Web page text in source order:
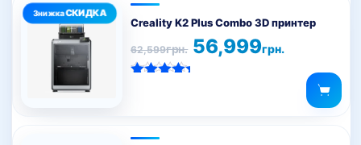
Creality K2 Plus Combo 3D принтер
62,599грн.
Оригінальна
ціна:
62,599грн..
56,999грн.
Поточна
ціна:
56,999грн..